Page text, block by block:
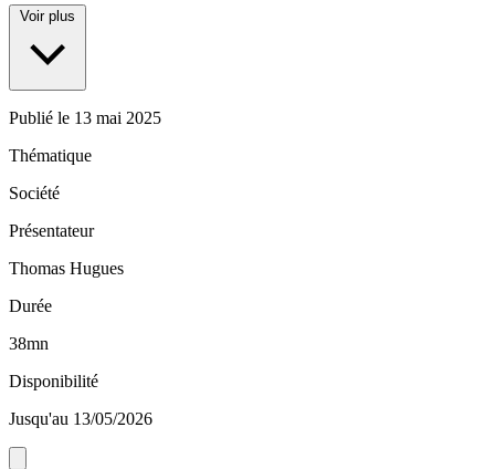
Voir plus
Publié le 13 mai 2025
Thématique
Société
Présentateur
Thomas Hugues
Durée
38mn
Disponibilité
Jusqu'au 13/05/2026